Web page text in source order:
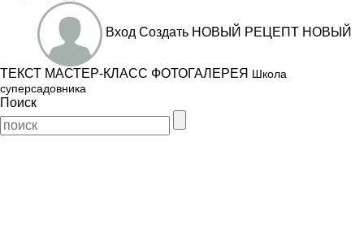
Вход Создать НОВЫЙ РЕЦЕПТ НОВЫЙ
ТЕКСТ МАСТЕР-КЛАСС ФОТОГАЛЕРЕЯ Школа
суперсадовника
Поиск